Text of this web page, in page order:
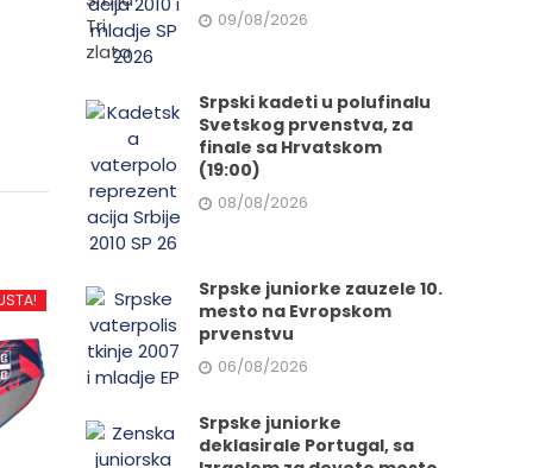
09/08/2026
Srpski kadeti u polufinalu
Svetskog prvenstva, za
finale sa Hrvatskom
(19:00)
08/08/2026
Srpske juniorke zauzele 10.
mesto na Evropskom
prvenstvu
06/08/2026
Srpske juniorke
deklasirale Portugal, sa